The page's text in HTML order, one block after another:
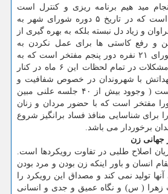
مید هیم برنامه ریزی و كنترل است
شورای ۲۱ نفره مفتخر است كه در تاریخ ۵ دوره شورای شهر به
و زیاد دل نبسته بلكه به بهره گیری از
و رفع كاستی ها برای عمل نكردن به
قوانین پرداخته است. شورای ۲۱ نفره دور پنجم مفتخر است كه به
رغم همه كاستی های و مشكلات در تمام لحظات این ۶ ماه در كنار
با شهروندان در خصوص شفافیت و
پاسخگویی باقی مانده است ( وجوود بیش از ۴۰ جلسه علنی مبین
مفتخر است كه با حضور مردان و زنان
برای شناسایی منافذ فساد برانگیز شروع
برخوردار می باشد.
زن
اصلاح طلبی در تفاوت رویكردها است.
انسان و باور اینكه زن بودن و مرد بودن
تولید نمی كند و مصداق این رویكرد را
زهرا ( س) و نگاه عمیق و جدی و انسانی